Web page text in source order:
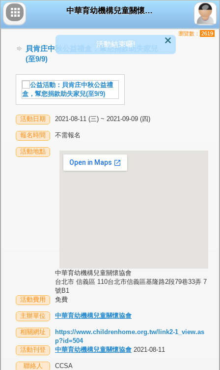
中華育幼機構兒童關懷協會
活動結束囉!
貝肯庄中秋公益禮盒，幫您捐款助失家兒
(至9/9)
瀏覽數： 2619
活動日期 2021-08-11 (三) ~ 2021-09-09 (四)
報名時間 不需報名
活動地點
中華育幼機構兒童關懷協會
台北市 信義區 110台北市信義區基隆路2段79巷33弄 7
號B1
活動費用
免費
主辦單位 中華育幼機構兒童關懷協會
相關網址
https://www.childrenhome.org.tw/link2-1_view.as
p?id=504
活動刊登
中華育幼機構兒童關懷協會 2021-08-11
聯絡人 CCSA